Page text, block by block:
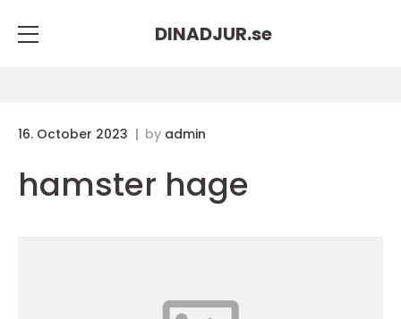
DINADJUR.se
16. October 2023 by admin
hamster hage